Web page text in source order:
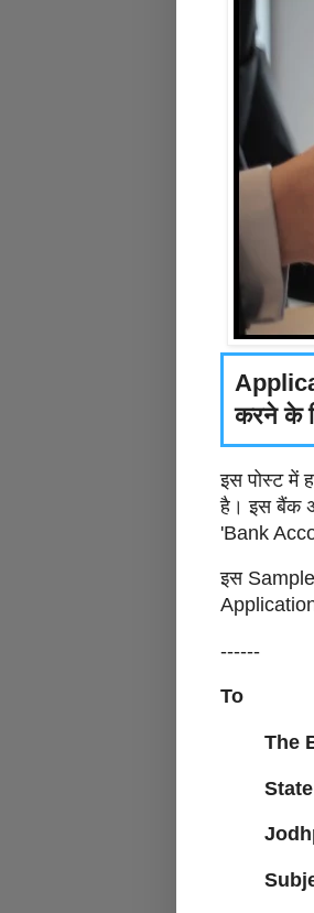
करने के
इस पोस्ट में
है। इस बैंक
'Bank
इस
------
To
The
State